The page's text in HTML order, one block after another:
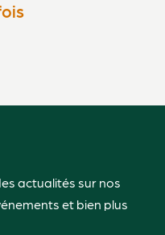
actualités sur nos
et bien plus